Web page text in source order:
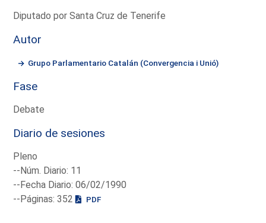
Diputado por Santa Cruz de Tenerife
Autor
Grupo Parlamentario Catalán (Convergencia i Unió)
Fase
Debate
Diario de sesiones
Pleno
--Núm. Diario: 11
--Fecha Diario: 06/02/1990
--Páginas: 352
PDF